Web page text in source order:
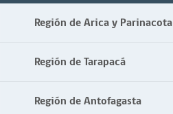
Región de Arica y Parinacota
Región de Tarapacá
Región de Antofagasta